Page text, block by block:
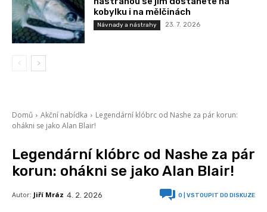
kobylku i na mělčinách
Návnady a nástrahy 23. 7. 2026